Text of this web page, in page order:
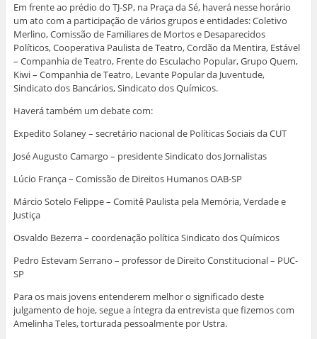
Em frente ao prédio do TJ-SP, na Praça da Sé, haverá nesse horário
um ato com a participação de vários grupos e entidades: Coletivo
Merlino, Comissão de Familiares de Mortos e Desaparecidos
Políticos, Cooperativa Paulista de Teatro, Cordão da Mentira, Estável
– Companhia de Teatro, Frente do Esculacho Popular, Grupo Quem,
Kiwi – Companhia de Teatro, Levante Popular da Juventude,
Sindicato dos Bancários, Sindicato dos Químicos.
Haverá também um debate com:
Expedito Solaney – secretário nacional de Políticas Sociais da CUT
José Augusto Camargo – presidente Sindicato dos Jornalistas
Lúcio França – Comissão de Direitos Humanos OAB-SP
Márcio Sotelo Felippe – Comitê Paulista pela Memória, Verdade e
Justiça
Osvaldo Bezerra – coordenação política Sindicato dos Químicos
Pedro Estevam Serrano – professor de Direito Constitucional – PUC-
SP
Para os mais jovens entenderem melhor o significado deste
julgamento de hoje, segue a íntegra da entrevista que fizemos com
Amelinha Teles, torturada pessoalmente por Ustra.